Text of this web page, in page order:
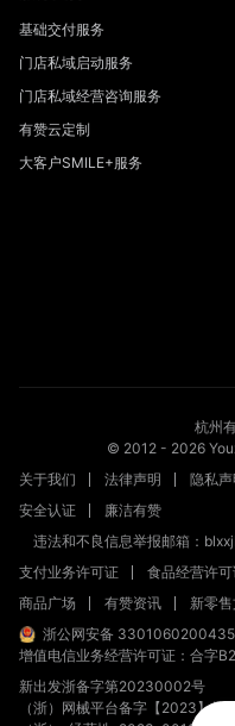
基础交付服务
门店私域启动服务
门店私域经营咨询服务
有赞云定制
大客户SMILE+服务
杭州
© 2012 - 2026
关于我们
法律声明 隐私声
安全认证
廉洁有赞
违法和不良信息举报邮箱：
支付业务许可证
食品经营许
商品广场
有赞资讯 新零
浙公网安备
增值电信业务经营许可证：合字
新出发浙备字第20230002号
（浙）网械平台备字【2023】